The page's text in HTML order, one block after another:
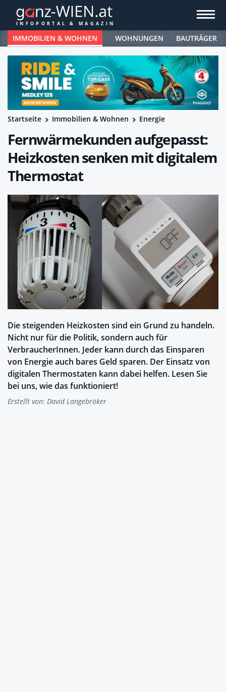
IMMOBILIEN & WOHNEN WOHNUNGEN BAUTRÄGER
Startseite Immobilien & Wohnen Energie
Fernwärmekunden aufgepasst:
Heizkosten senken mit digitalem
Thermostat
Die steigenden Heizkosten sind ein Grund zu handeln.
Nicht nur für die Politik, sondern auch für
VerbraucherInnen. Jeder kann durch das Einsparen
von Energie auch bares Geld sparen. Der Einsatz von
digitalen Thermostaten kann dabei helfen. Lesen Sie
bei uns, wie das funktioniert!
Erstellt von: David Langebröker